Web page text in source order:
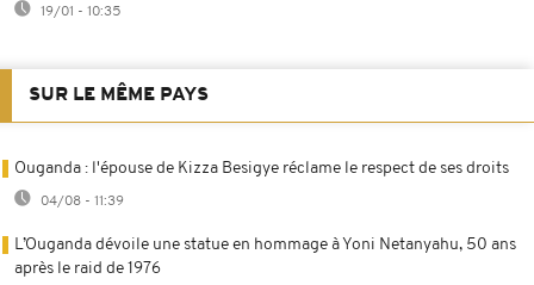
19/01 - 10:35
SUR LE MÊME PAYS
Ouganda : l'épouse de Kizza Besigye réclame le respect de ses droits
04/08 - 11:39
L’Ouganda dévoile une statue en hommage à Yoni Netanyahu, 50 ans
après le raid de 1976